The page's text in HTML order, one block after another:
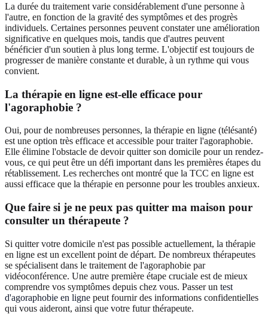
La durée du traitement varie considérablement d'une personne à
l'autre, en fonction de la gravité des symptômes et des progrès
individuels. Certaines personnes peuvent constater une amélioration
significative en quelques mois, tandis que d'autres peuvent
bénéficier d'un soutien à plus long terme. L'objectif est toujours de
progresser de manière constante et durable, à un rythme qui vous
convient.
La thérapie en ligne est-elle efficace pour
l'agoraphobie ?
Oui, pour de nombreuses personnes, la thérapie en ligne (télésanté)
est une option très efficace et accessible pour traiter l'agoraphobie.
Elle élimine l'obstacle de devoir quitter son domicile pour un rendez-
vous, ce qui peut être un défi important dans les premières étapes du
rétablissement. Les recherches ont montré que la TCC en ligne est
aussi efficace que la thérapie en personne pour les troubles anxieux.
Que faire si je ne peux pas quitter ma maison pour
consulter un thérapeute ?
Si quitter votre domicile n'est pas possible actuellement, la thérapie
en ligne est un excellent point de départ. De nombreux thérapeutes
se spécialisent dans le traitement de l'agoraphobie par
vidéoconférence. Une autre première étape cruciale est de mieux
comprendre vos symptômes depuis chez vous. Passer un test
d'agoraphobie en ligne peut fournir des informations confidentielles
qui vous aideront, ainsi que votre futur thérapeute.